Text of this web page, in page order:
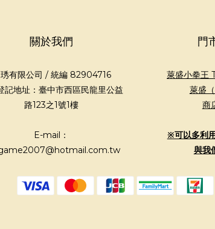
關於我們
有限公司 / 統編 82904716
記地址：臺中市西區民龍里公益
路123之1號1樓
E-mail：
門
萊盛小拳王
萊盛（
商
※可以多利
與我